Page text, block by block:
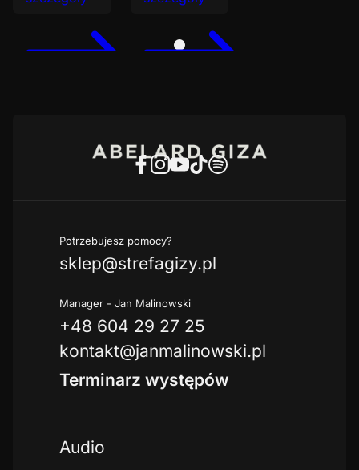
Terminarz występów
Audio
Potrzebujesz pomocy?
sklep@strefagizy.pl
Manager - Jan Malinowski
+48 604 29 27 25
kontakt@janmalinowski.pl